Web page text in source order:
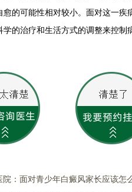
愈的可能性相对较小。面对这一
的治疗和生活方式的调整来控制
院：面对青少年白癜风家长应该怎